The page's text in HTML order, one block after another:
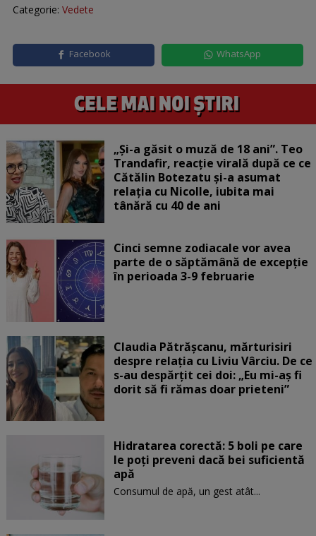
Categorie: Vedete
Facebook WhatsApp
„Și-a găsit o muză de 18 ani”. Teo
Trandafir, reacție virală după ce ce
Cătălin Botezatu și-a asumat
relația cu Nicolle, iubita mai
tânără cu 40 de ani
Cinci semne zodiacale vor avea
parte de o săptămână de excepție
în perioada 3-9 februarie
Claudia Pătrășcanu, mărturisiri
despre relația cu Liviu Vârciu. De ce
s-au despărțit cei doi: „Eu mi-aș fi
dorit să fi rămas doar prieteni”
Hidratarea corectă: 5 boli pe care
le poți preveni dacă bei suficientă
apă
Consumul de apă, un gest atât...